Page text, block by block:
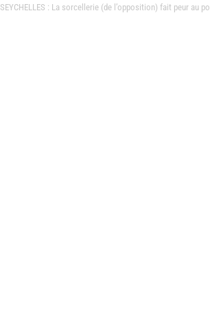
SEYCHELLES : La sorcellerie (de l’opposition) fait peur au